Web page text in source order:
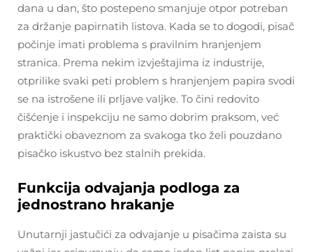
dana u dan, što postepeno smanjuje otpor potreban
za držanje papirnatih listova. Kada se to dogodi, pisač
počinje imati problema s pravilnim hranjenjem
stranica. Prema nekim izvještajima iz industrije,
otprilike svaki peti problem s hranjenjem papira svodi
se na istrošene ili prljave valjke. To čini redovito
čišćenje i inspekciju ne samo dobrim praksom, već
praktički obaveznom za svakoga tko želi pouzdano
pisačko iskustvo bez stalnih prekida.
Funkcija odvajanja podloga za
jednostrano hrakanje
Unutarnji jastučići za odvajanje u pisačima zaista su